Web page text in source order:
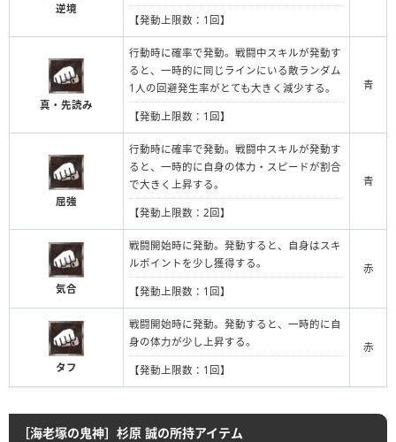
逆境
【発動上限数：1回】
真・先読み
行動時に確率で発動。戦闘中スキルが発動す
ると、一時的に同じラインにいる敵ランダム
1人の回避発生率がとても大きく減少する。
【発動上限数：1回】
青
屈強
行動時に確率で発動。戦闘中スキルが発動す
ると、一時的に自身の体力・スピードが割合
で大きく上昇する。
【発動上限数：2回】
青
気合
戦闘開始時に発動。発動すると、自身はスキ
ルポイントを少し獲得する。
【発動上限数：1回】
赤
タフ
戦闘開始時に発動。発動すると、一時的に自
身の体力が少し上昇する。
【発動上限数：1回】
赤
［海老塚の鬼神］杉原 誠の所持アイテム